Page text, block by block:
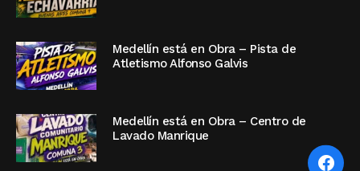
Medellín está en Obra – Pista de
Atletismo Alfonso Galvis
Medellín está en Obra – Centro de
Lavado Manrique